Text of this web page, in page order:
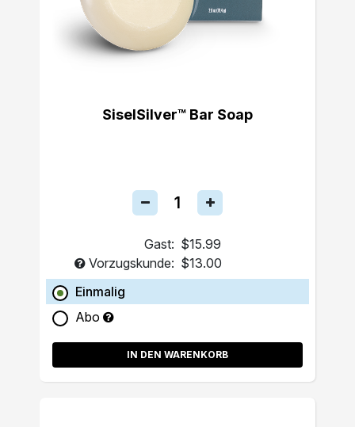
SiselSilver™ Bar Soap
Gast: $15.99
Vorzugskunde: $13.00
Einmalig
Abo
IN DEN WARENKORB